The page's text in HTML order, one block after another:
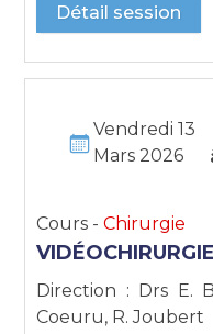
Détail session
Vendredi 13
Mars 2026
Cours -Chirurgie
Direction : Drs E.
Coeuru, R. Joubert